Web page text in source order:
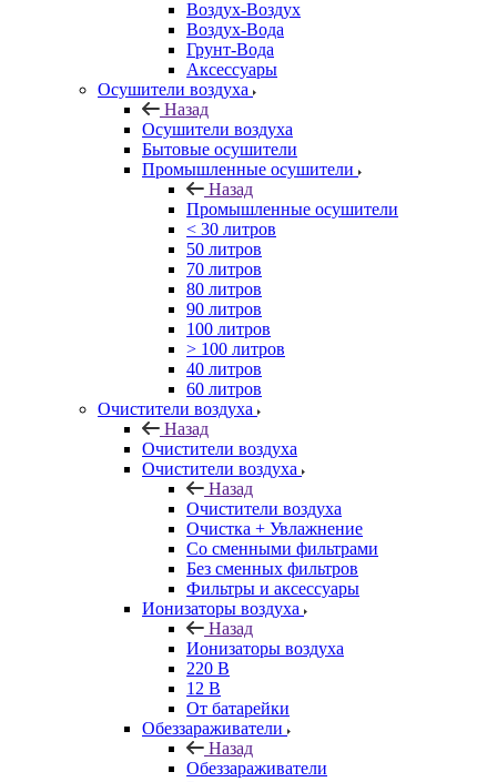
Воздух-Воздух
Воздух-Вода
Грунт-Вода
Аксессуары
Осушители воздуха
Назад
Осушители воздуха
Бытовые осушители
Промышленные осушители
Назад
Промышленные осушители
< 30 литров
50 литров
70 литров
80 литров
90 литров
100 литров
> 100 литров
40 литров
60 литров
Очистители воздуха
Назад
Очистители воздуха
Очистители воздуха
Назад
Очистители воздуха
Очистка + Увлажнение
Cо сменными фильтрами
Без сменных фильтров
Фильтры и аксессуары
Ионизаторы воздуха
Назад
Ионизаторы воздуха
220 В
12 В
От батарейки
Обеззараживатели
Назад
Обеззараживатели